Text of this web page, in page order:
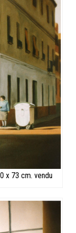
x 73 cm. vendu